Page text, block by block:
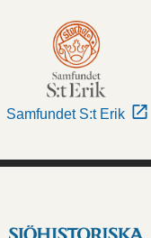
Samfundet S:t Erik